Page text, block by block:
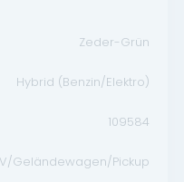
Zeder-Grün
Hybrid (Benzin/Elektro)
109584
Geländewagen/Pickup